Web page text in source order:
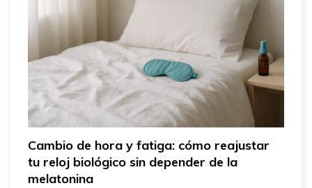
Cambio de hora y fatiga: cómo reajustar
tu reloj biológico sin depender de la
melatonina